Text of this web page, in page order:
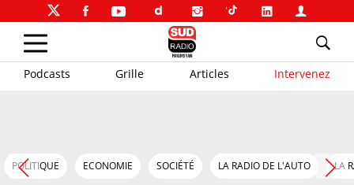
Podcasts Grille Articles Intervenez
POLITIQUE ECONOMIE SOCIÉTÉ LA RADIO DE L'AUTO LA